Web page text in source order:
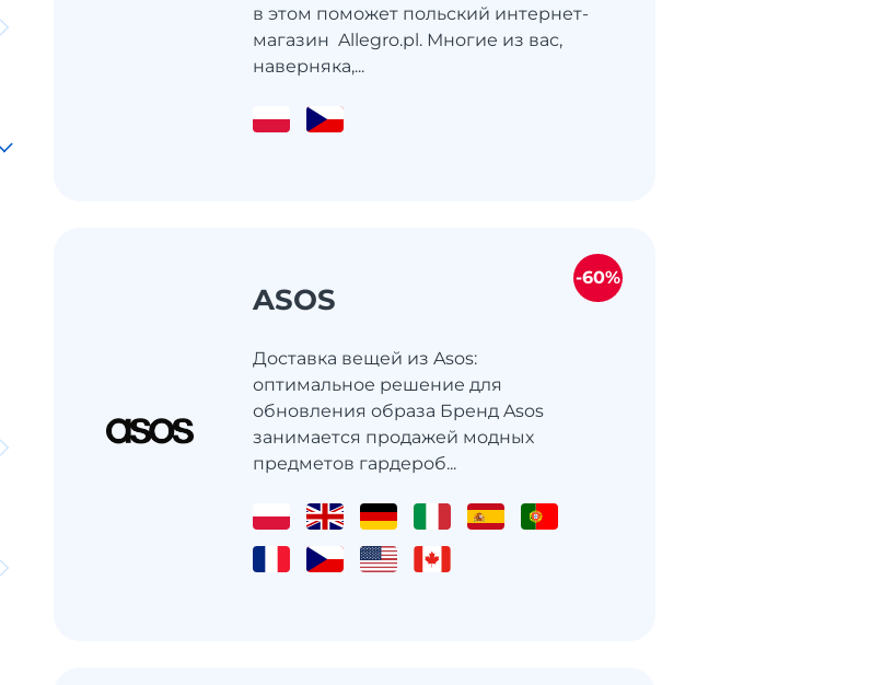
в этом поможет польский интернет-
магазин Allegro.pl. Многие из вас,
наверняка,...
ASOS
Доставка вещей из Asos:
оптимальное решение для
обновления образа Бренд Asos
занимается продажей модных
предметов гардероб...
-60%